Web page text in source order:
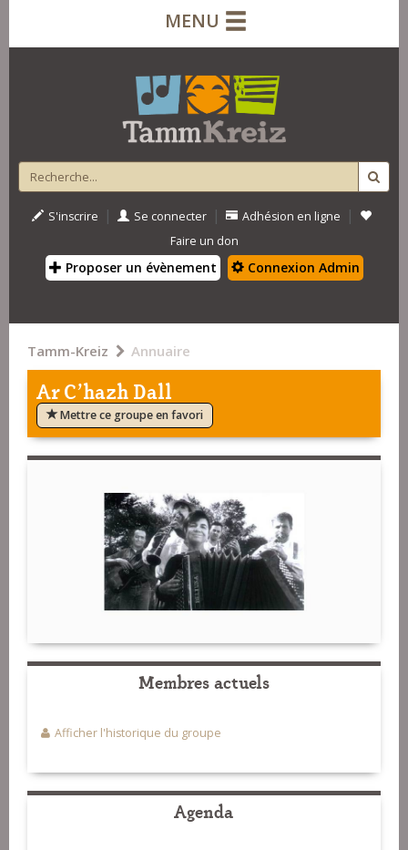
MENU
S'inscrire | Se connecter | Adhésion en ligne |
Faire un don
Proposer un évènement Connexion Admin
Tamm-Kreiz Annuaire
Ar C'hazh Dall
Mettre ce groupe en favori
Membres actuels
Afficher l'historique du groupe
Agenda